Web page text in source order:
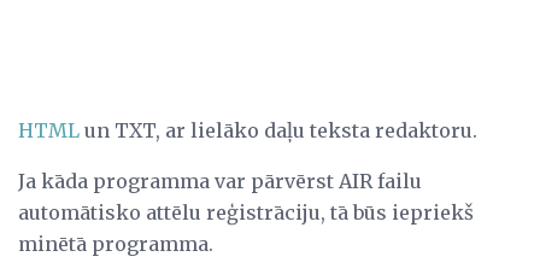
HTML un TXT, ar lielāko daļu teksta redaktoru.
Ja kāda programma var pārvērst AIR failu
automātisko attēlu reģistrāciju, tā būs iepriekš
minētā programma.